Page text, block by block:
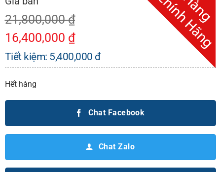
21,800,000₫
16,400,000 ₫
Tiết kiệm: 5,400,000 đ
Hết hàng
Chat Facebook
Chat Zalo